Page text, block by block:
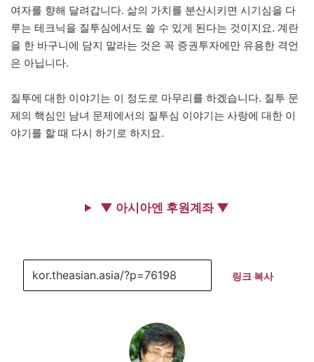
여자를 향해 달려갑니다. 삶의 가치를 분산시키면 시기심을 다
루는 테크닉을 질투심에서도 쓸 수 있게 된다는 것이지요. 계란
을 한 바구니에 담지 말라는 것은 꼭 증권투자에만 유용한 격언
은 아닙니다.
질투에 대한 이야기는 이 정도로 마무리를 하겠습니다. 질투 문
제의 핵심인 남녀 문제에서의 질투심 이야기는 사랑에 대한 이
야기를 할 때 다시 하기로 하지요.
▼ 아시아엔 후원계좌 ▼
링크 복사